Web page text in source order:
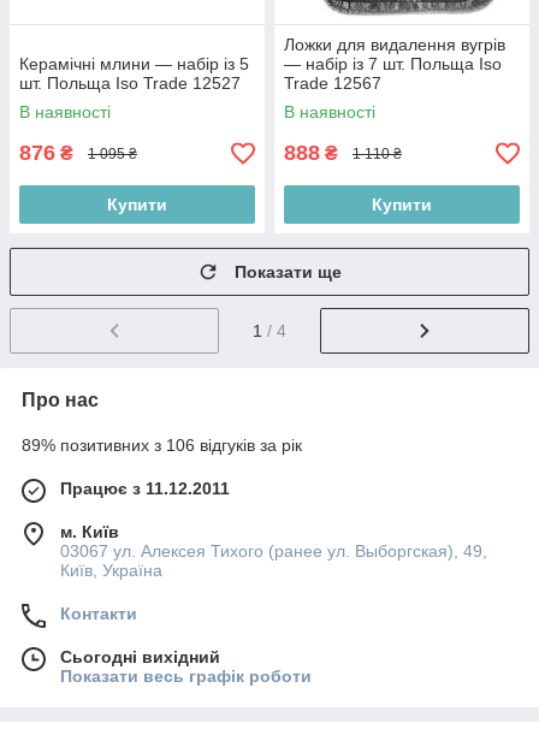
Керамічні млини — набір із 5
шт. Польща Iso Trade 12527
В наявності
876 ₴ 1 095 ₴
Купити
Ложки для видалення вугрів
— набір із 7 шт. Польща Iso
Trade 12567
В наявності
888 ₴ 1 110 ₴
Купити
Показати ще
1 / 4
Про нас
89% позитивних з 106 відгуків за рік
Працює з 11.12.2011
м. Київ
03067 ул. Алексея Тихого (ранее ул. Выборгская), 49,
Київ, Україна
Контакти
Сьогодні вихідний
Показати весь графік роботи